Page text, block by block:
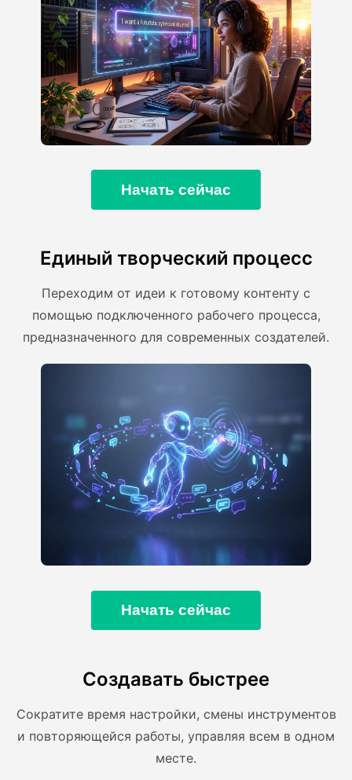
Начать сейчас
Единый творческий процесс
Переходим от идеи к готовому контенту с
помощью подключенного рабочего процесса,
предназначенного для современных создателей.
Начать сейчас
Создавать быстрее
Сократите время настройки, смены инструментов
и повторяющейся работы, управляя всем в одном
месте.